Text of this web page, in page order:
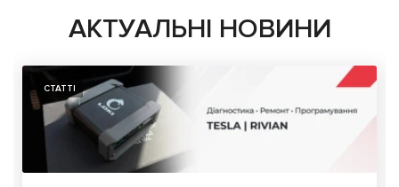
АКТУАЛЬНІ НОВИНИ
СТАТТІ